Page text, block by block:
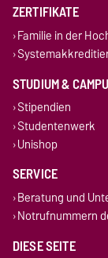
ZERTIFIKATE
Familie in der
STUDIUM &
Stipendien
Studentenwerk
Unishop
SERVICE
Beratung und
Notrufnummern
DIESE SEITE